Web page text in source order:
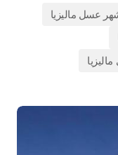
عسل ماليزيا